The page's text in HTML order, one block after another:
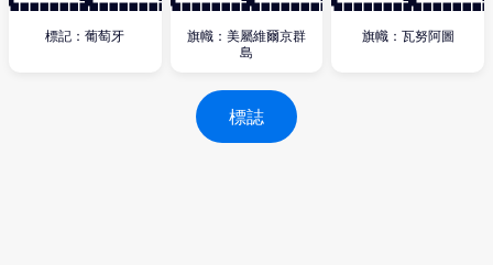
標記：葡萄牙
旗幟：美屬維爾京群
島
旗幟：瓦努阿圖
標誌